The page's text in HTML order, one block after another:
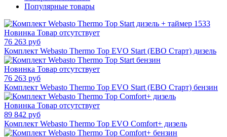
Популярные товары
Новинка Товар отсутствует
76 263 руб
Комплект Webasto Thermo Top EVO Start (ЕВО Старт) дизель
Новинка Товар отсутствует
76 263 руб
Комплект Webasto Thermo Top EVO Start (ЕВО Старт) бензин
Новинка Товар отсутствует
89 842 руб
Комплект Webasto Thermo Top EVO Comfort+ дизель